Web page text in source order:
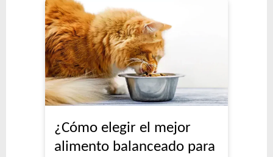
¿Cómo elegir el mejor
alimento balanceado para